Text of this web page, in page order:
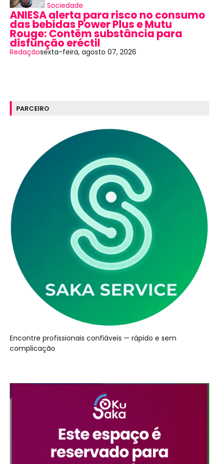
Sociedade
ANIESA alerta para risco no consumo
das bebidas Power Plus e Mutu
Rouge: Contêm substância para
disfunção eréctil
Redaçãosexta-feira, agosto 07, 2026
PARCEIRO
Encontre profissionais confiáveis — rápido e sem
complicação